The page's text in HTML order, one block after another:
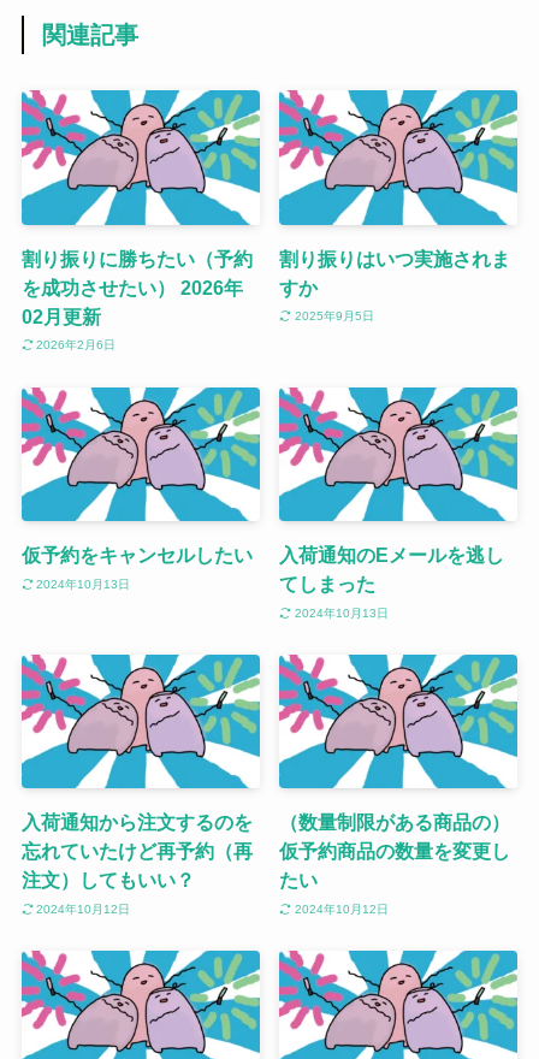
関連記事
割り振りに勝ちたい（予約
を成功させたい） 2026年
02月更新
2026年2月6日
割り振りはいつ実施されま
すか
2025年9月5日
仮予約をキャンセルしたい
2024年10月13日
入荷通知のEメールを逃し
てしまった
2024年10月13日
入荷通知から注文するのを
忘れていたけど再予約（再
注文）してもいい？
2024年10月12日
（数量制限がある商品の）
仮予約商品の数量を変更し
たい
2024年10月12日